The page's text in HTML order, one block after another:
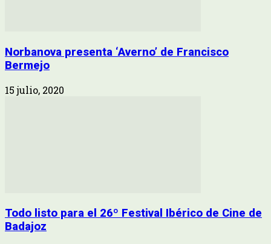
Norbanova presenta ‘Averno’ de Francisco
Bermejo
15 julio, 2020
Todo listo para el 26º Festival Ibérico de Cine de
Badajoz